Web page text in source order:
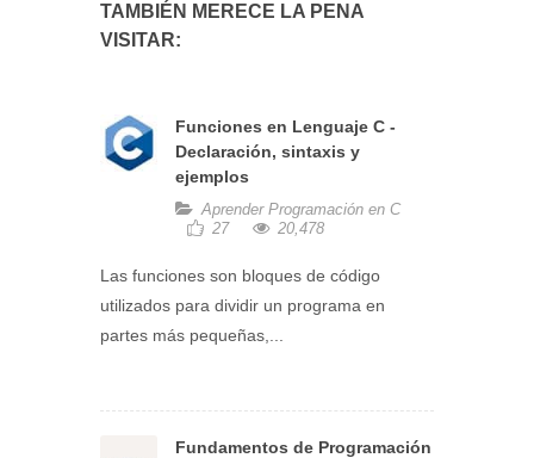
TAMBIÉN MERECE LA PENA
VISITAR:
Funciones en Lenguaje C -
Declaración, sintaxis y
ejemplos
Aprender Programación en C
27
20,478
Las funciones son bloques de código
utilizados para dividir un programa en
partes más pequeñas,...
Fundamentos de Programación